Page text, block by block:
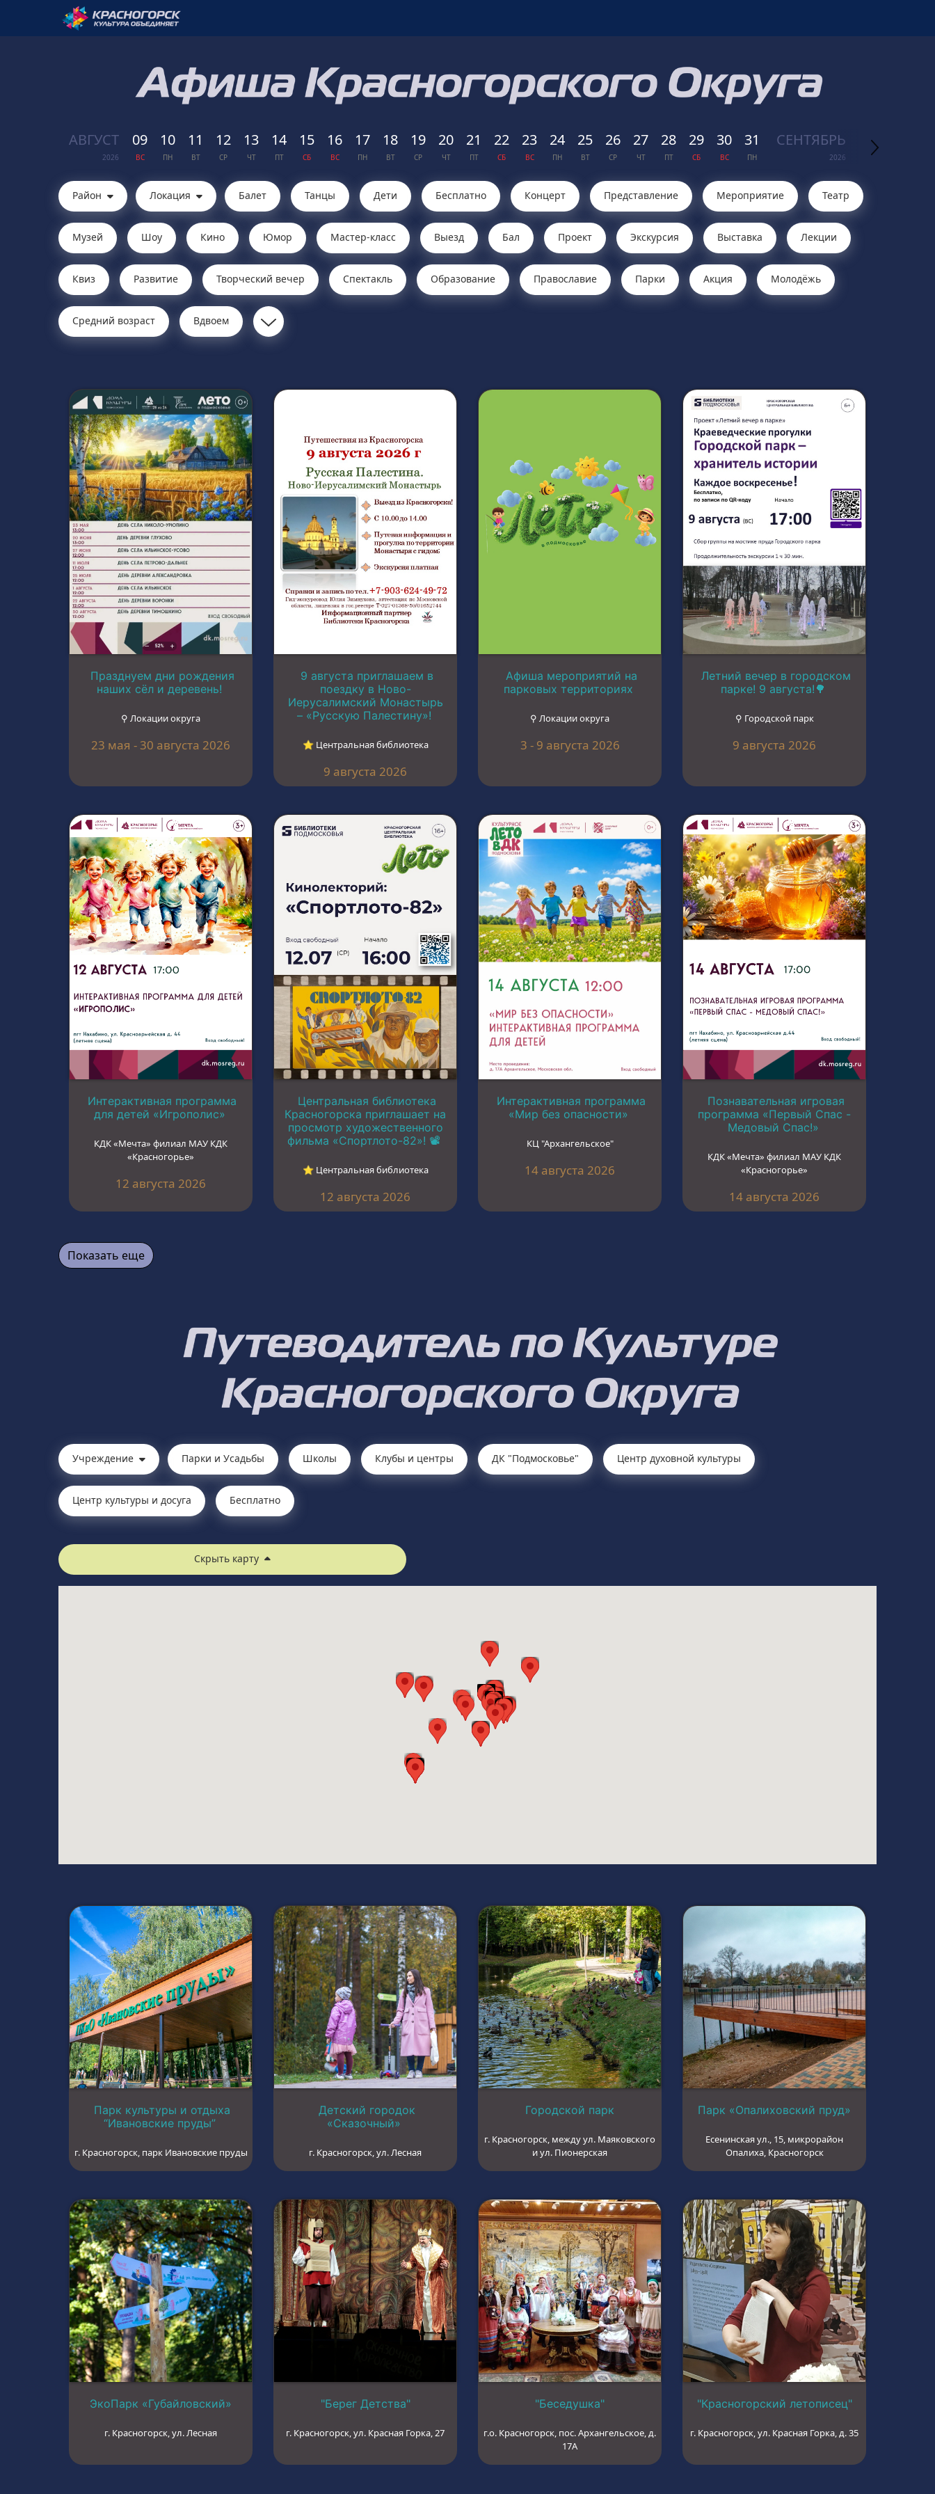
АВГУСТ
2026
09
ВС
10
ПН
11
ВТ
12
СР
13
ЧТ
14
ПТ
15
СБ
16
ВС
17
ПН
18
ВТ
19
СР
20
ЧТ
21
ПТ
22
СБ
23
ВС
24
ПН
25
ВТ
26
СР
27
ЧТ
28
ПТ
29
СБ
30
ВС
31
ПН
СЕНТЯБРЬ
2026
01
ВТ
Район Локация Балет Танцы Дети Бесплатно Концерт Представление Мероприятие Театр
Музей Шоу Кино Юмор Мастер-класс Выезд Бал Проект Экскурсия Выставка Лекции
Квиз Развитие Творческий вечер Cпектакль Образование Православие Парки Акция Молодёжь
Средний возраст Вдвоем
Празднуем дни рождения
наших сёл и деревень!
⚲ Локации округа
23 мая - 30 августа 2026
9 августа приглашаем в
поездку в Ново-
Иерусалимский Монастырь
– «Русскую Палестину»!
⭐︎ Центральная библиотека
9 августа 2026
Афиша мероприятий на
парковых территориях
⚲ Локации округа
3 - 9 августа 2026
Летний вечер в городском
парке! 9 августа!🌳
⚲ Городской парк
9 августа 2026
Интерактивная программа
для детей «Игрополис»
КДК «Мечта» филиал МАУ КДК
«Красногорье»
12 августа 2026
Центральная библиотека
Красногорска приглашает на
просмотр художественного
фильма «Спортлото-82»! 📽️
⭐︎ Центральная библиотека
12 августа 2026
Интерактивная программа
«Мир без опасности»
КЦ "Архангельское"
14 августа 2026
Познавательная игровая
программа «Первый Спас -
Медовый Спас!»
КДК «Мечта» филиал МАУ КДК
«Красногорье»
14 августа 2026
Показать еще
Учреждение Парки и Усадьбы Школы Клубы и центры ДК "Подмосковье" Центр духовной культуры
Центр культуры и досуга Бесплатно
Скрыть карту
Парк культуры и отдыха
“Ивановские пруды”
г. Красногорск, парк Ивановские пруды
Детский городок
«Сказочный»
г. Красногорск, ул. Лесная
Городской парк
г. Красногорск, между ул. Маяковского
и ул. Пионерская
Парк «Опалиховский пруд»
Есенинская ул., 15, микрорайон
Опалиха, Красногорск
ЭкоПарк «Губайловский»
г. Красногорск, ул. Лесная
"Берег Детства"
г. Красногорск, ул. Красная Горка, 27
"Беседушка"
г.о. Красногорск, пос. Архангельское, д.
17А
"Красногорский летописец"
г. Красногорск, ул. Красная Горка, д. 35